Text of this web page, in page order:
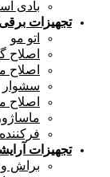
بادی
تجهیزات برقی
اتو مو
اصلاح
اصلاح
سشوار
ماساژور
تجهیزات
براش و